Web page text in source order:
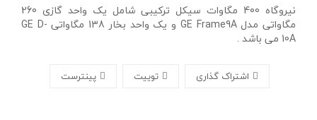
نیروگاه 400 مگاوات سیکل ترکیبی شامل یک واحد گازی 260
مگاواتی مدل GE Frame9A و یک واحد بخار 138 مگاواتی GE D-
10A می باشد .
اشتراک گذاری توییت پینترست